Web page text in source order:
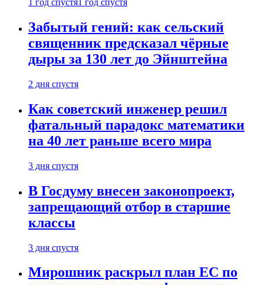
1 год спустя 1 год спустя
Забытый гений: как сельский
священник предсказал чёрные
дыры за 130 лет до Эйнштейна
2 дня спустя
Как советский инженер решил
фатальный парадокс математики
на 40 лет раньше всего мира
3 дня спустя
В Госдуму внесен законопроект,
запрещающий отбор в старшие
классы
3 дня спустя
Мирошник раскрыл план ЕС по